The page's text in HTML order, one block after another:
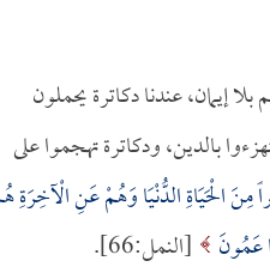
بلا إيمان، عندنا دكاترة يحملون
بالدين، ودكاترة تهجموا على
مِنَ الْحَيَاةِ الدُّنْيَا وَهُمْ عَنِ الْآخِرَةِ
عَمُونَ
[النمل:66].